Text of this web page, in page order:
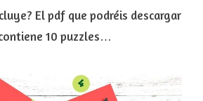
El pdf que podréis descargar
10 puzzles…